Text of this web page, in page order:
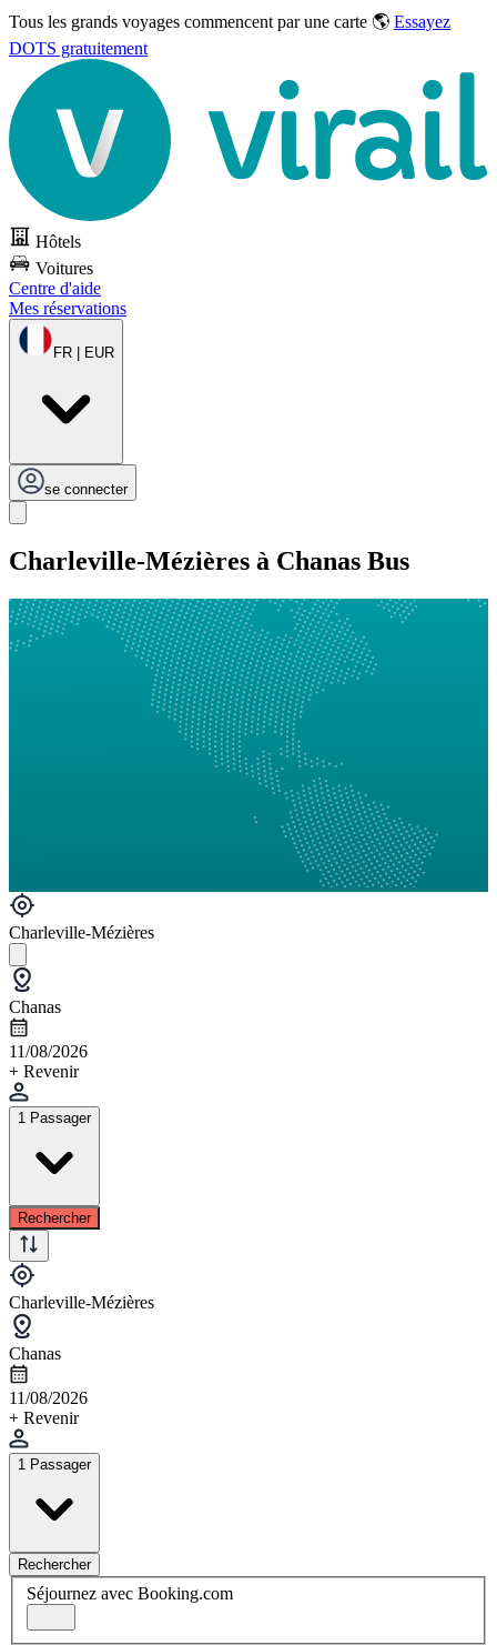
Tous les grands voyages commencent par une carte 🌎 Essayez
DOTS gratuitement
Hôtels
Voitures
Centre d'aide
Mes réservations
FR | EUR
se connecter
Charleville-Mézières à Chanas Bus
Charleville-Mézières
Chanas
11/08/2026
+ Revenir
1 Passager
Rechercher
Charleville-Mézières
Chanas
11/08/2026
+ Revenir
1 Passager
Rechercher
Séjournez avec Booking.com